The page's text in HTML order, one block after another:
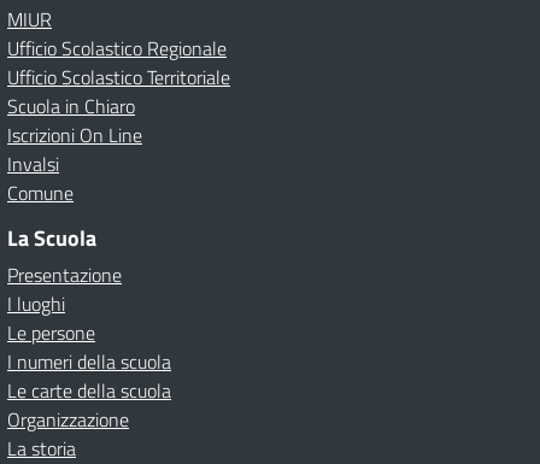
MIUR
Ufficio Scolastico Regionale
Ufficio Scolastico Territoriale
Scuola in Chiaro
Iscrizioni On Line
Invalsi
Comune
La Scuola
Presentazione
I luoghi
Le persone
I numeri della scuola
Le carte della scuola
Organizzazione
La storia